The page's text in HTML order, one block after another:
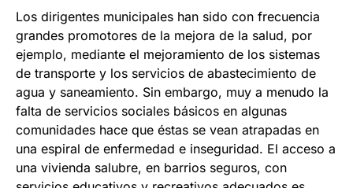
Los dirigentes municipales han sido con frecuencia
grandes promotores de la mejora de la salud, por
ejemplo, mediante el mejoramiento de los sistemas
de transporte y los servicios de abastecimiento de
agua y saneamiento. Sin embargo, muy a menudo la
falta de servicios sociales básicos en algunas
comunidades hace que éstas se vean atrapadas en
una espiral de enfermedad e inseguridad. El acceso a
una vivienda salubre, en barrios seguros, con